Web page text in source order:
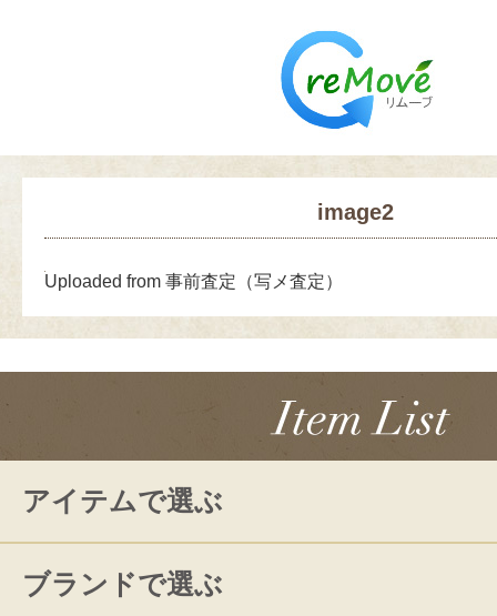
image2
Uploaded from 事前査定（写メ査定）
アイテムで選ぶ
ブランドで選ぶ